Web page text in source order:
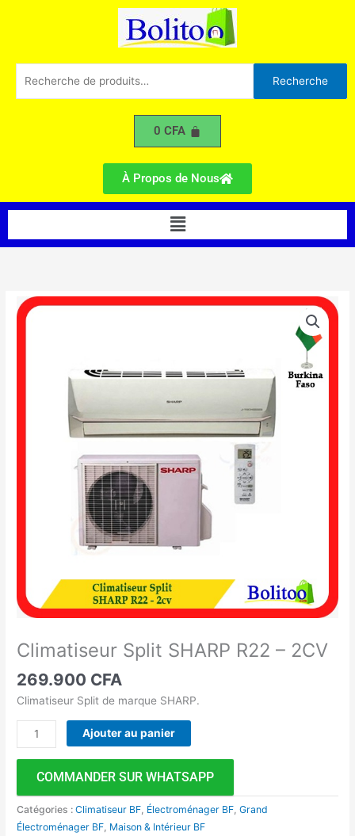
pour :
Recherche
0CFA
À Propos de Nous
Menu
Climatiseur Split SHARP R22 – 2CV
269.900 CFA
Climatiseur Split de marque SHARP.
quantité
de
Ajouter au panier
COMMANDER SUR WHATSAPP
Catégories :Climatiseur BF Électroménager BF ,Grand
Électroménager BF Maison & Intérieur BF